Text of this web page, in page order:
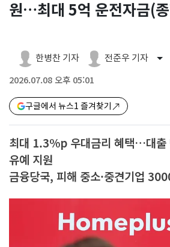
원…최대 5억 운전자금(
한병찬 기자 전준우 기자
2026.07.08 오후 05:01
구글에서 뉴스1 즐겨찾기
최대 1.3%p 우대금리 혜택…대출
유예 지원
금융당국, 피해 중소·중견기업